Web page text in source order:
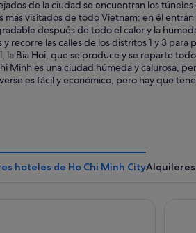
de la ciudad se encuentran los
más visitados de todo Vietnam: en él
después de todo el calor y la
y recorre las calles de los distritos 1 y 3
la Bia Hoi, que se produce y se reparte
Minh es una ciudad húmeda y calurosa,
es fácil y económico, pero hay que
hoteles de Ho Chi Minh CityAlquileres